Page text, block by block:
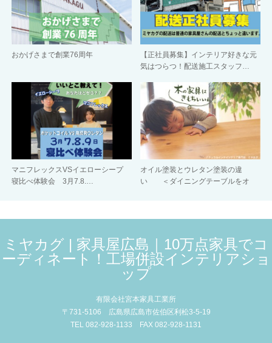
おかげさまで創業76周年
【正社員募集】インテリア好きな元
気はつらつ！配送施工スタッフ…
マニフレックスVSイエローシープ
寝比べ体験会 3月7.8.…
オイル塗装とウレタン塗装の違
い ＜ダイニングテーブルをオ
ミヤカグ | 家具屋広島｜10万点家具でコ
ーディネート！工場併設インテリアショ
ップ
有限会社宮本家具工業所
〒731-5106 広島県広島市佐伯区利松3-5-19
TEL 082-928-1133 FAX 082-928-1131